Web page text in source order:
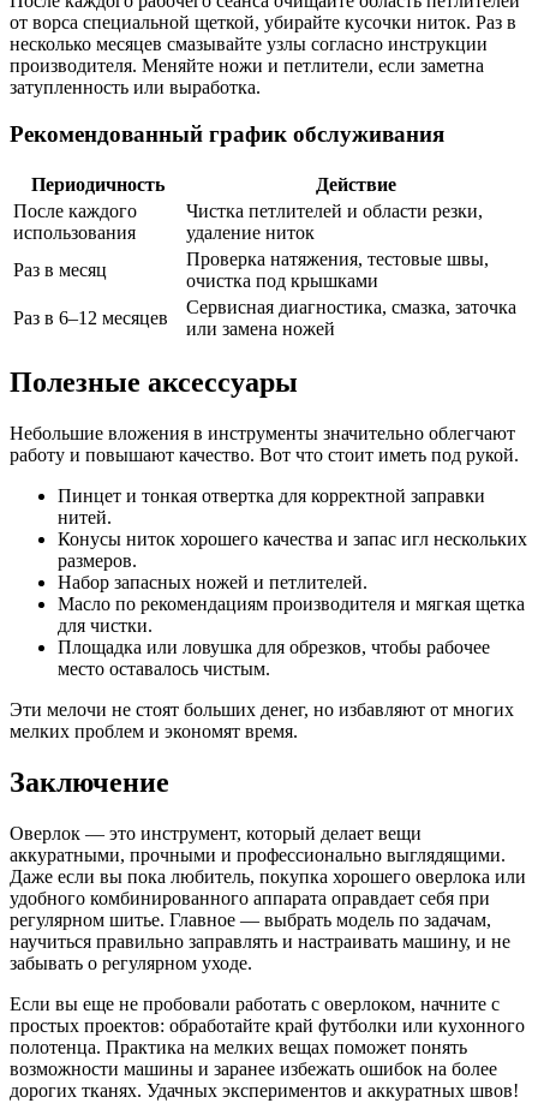
от ворса специальной щеткой, убирайте кусочки ниток. Раз в
несколько месяцев смазывайте узлы согласно инструкции
производителя. Меняйте ножи и петлители, если заметна
затупленность или выработка.
Рекомендованный график обслуживания
Периодичность
Действие
После каждого
использования
Чистка петлителей и области резки,
удаление ниток
Раз в месяц
Проверка натяжения, тестовые швы,
очистка под крышками
Раз в 6–12 месяцев
Сервисная диагностика, смазка, заточка
или замена ножей
Полезные аксессуары
Небольшие вложения в инструменты значительно облегчают
работу и повышают качество. Вот что стоит иметь под рукой.
Пинцет и тонкая отвертка для корректной заправки
нитей.
Конусы ниток хорошего качества и запас игл нескольких
размеров.
Набор запасных ножей и петлителей.
Масло по рекомендациям производителя и мягкая щетка
для чистки.
Площадка или ловушка для обрезков, чтобы рабочее
место оставалось чистым.
Эти мелочи не стоят больших денег, но избавляют от многих
мелких проблем и экономят время.
Заключение
Оверлок — это инструмент, который делает вещи
аккуратными, прочными и профессионально выглядящими.
Даже если вы пока любитель, покупка хорошего оверлока или
удобного комбинированного аппарата оправдает себя при
регулярном шитье. Главное — выбрать модель по задачам,
научиться правильно заправлять и настраивать машину, и не
забывать о регулярном уходе.
Если вы еще не пробовали работать с оверлоком, начните с
простых проектов: обработайте край футболки или кухонного
полотенца. Практика на мелких вещах поможет понять
возможности машины и заранее избежать ошибок на более
дорогих тканях. Удачных экспериментов и аккуратных швов!